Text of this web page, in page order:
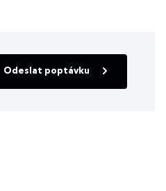
Odeslat poptávku